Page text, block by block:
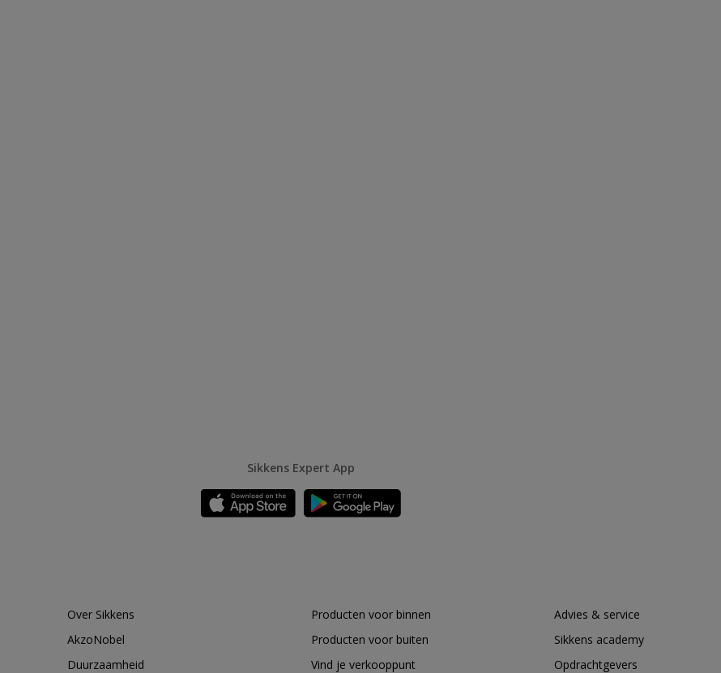
Sikkens Expert App
Over Sikkens
AkzoNobel
Duurzaamheid
Producten voor binnen
Producten voor buiten
Vind je verkooppunt
Advies & service
Sikkens academy
Opdrachtgevers